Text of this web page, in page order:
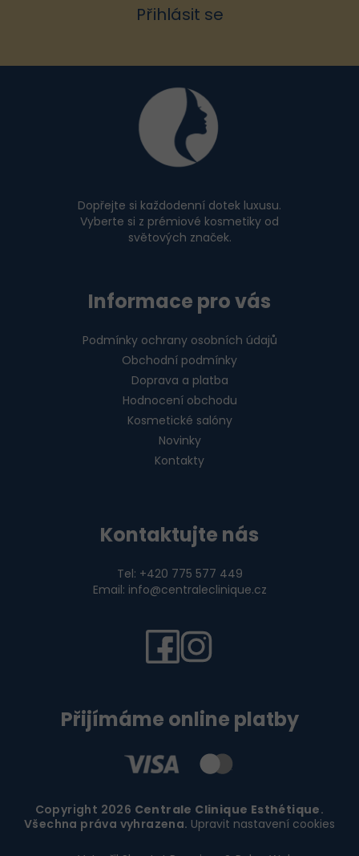
Přihlásit se
Dopřejte si každodenní dotek luxusu.
Vyberte si z prémiové kosmetiky od
světových značek.
Informace pro vás
Podmínky ochrany osobních údajů
Obchodní podmínky
Doprava a platba
Hodnocení obchodu
Kosmetické salóny
Novinky
Kontakty
Kontaktujte nás
Tel: +420 775 577 449
Email: info@centraleclinique.cz
Přijímáme online platby
Copyright 2026 Centrale Clinique Esthétique.
Všechna práva vyhrazena. Upravit nastavení cookies